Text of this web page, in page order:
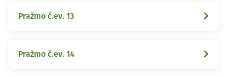
Pražmo č.ev. 13
Pražmo č.ev. 14